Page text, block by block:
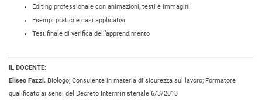
Editing professionale con animazioni, testi e immagini
Esempi pratici e casi applicativi
Test finale di verifica dell’apprendimento
IL DOCENTE:
Eliseo Fazzi. Biologo; Consulente in materia di sicurezza sul lavoro; Formatore
qualificato ai sensi del Decreto Interministeriale 6/3/2013